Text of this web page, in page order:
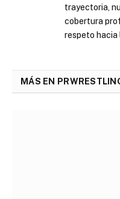
trayectoria,
cobertura
respeto hacia
MÁS EN